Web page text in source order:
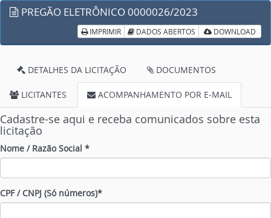
PREGÃO ELETRÔNICO 0000026/2023
IMPRIMIR DADOS ABERTOS DOWNLOAD
DETALHES DA LICITAÇÃO DOCUMENTOS
LICITANTES ACOMPANHAMENTO POR E-MAIL
Cadastre-se aqui e receba comunicados sobre esta
licitação
Nome / Razão Social *
CPF / CNPJ (Só números)*